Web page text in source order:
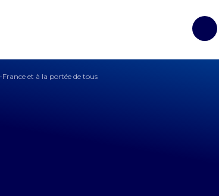
et à la portée de tous